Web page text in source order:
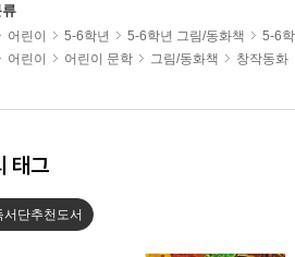
어린이 5-6학년 5-6학년 그림/동화책
5-6
어린이 어린이 문학 그림/동화책 창작동화
태그
단추천도서